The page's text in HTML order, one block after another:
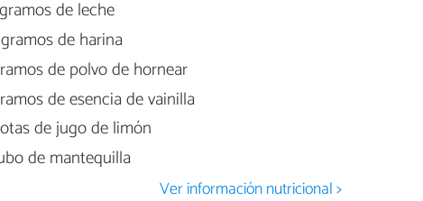
de leche
de harina
de polvo de hornear
de esencia de vainilla
de jugo de limón
de mantequilla
Ver información nutricional >